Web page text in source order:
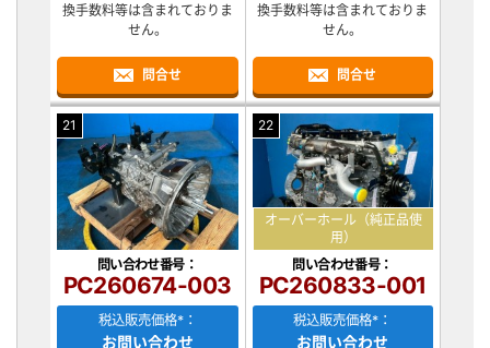
換手数料等は含まれておりま
せん。
問合せ
換手数料等は含まれておりま
せん。
問合せ
21
問い合わせ番号：
PC260674-003
税込販売価格*：
お問い合わせ
22
オーバーホール（純正品使
用）
問い合わせ番号：
PC260833-001
税込販売価格*：
お問い合わせ